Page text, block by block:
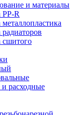
и материалы
R
сшитого
расходные